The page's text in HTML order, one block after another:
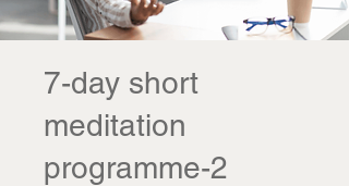
7-day short
meditation
programme-2